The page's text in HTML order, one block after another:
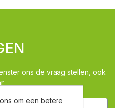
ons de vraag stellen, ook
om een betere